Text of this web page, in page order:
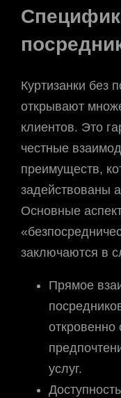
Куртизанки без
открывают
клиентов. Это
честные
преимуществ,
задействованы
Основные
заключаются в
Прямое
услуг.